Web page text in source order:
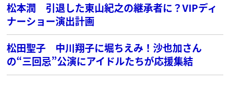
松本潤 引退した東山紀之の継承者に？VIPディ
ナーショー演出計画
松田聖子 中川翔子に堀ちえみ！沙也加さん
の“三回忌”公演にアイドルたちが応援集結